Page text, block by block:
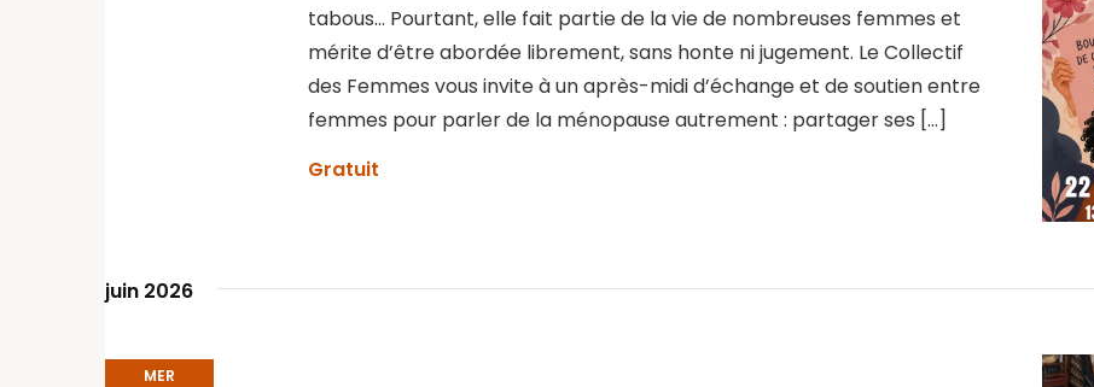
tabous… Pourtant, elle fait partie de la vie de nombreuses femmes et
mérite d’être abordée librement, sans honte ni jugement. Le Collectif
des Femmes vous invite à un après-midi d’échange et de soutien entre
femmes pour parler de la ménopause autrement : partager ses […]
Gratuit
juin 2026
MER